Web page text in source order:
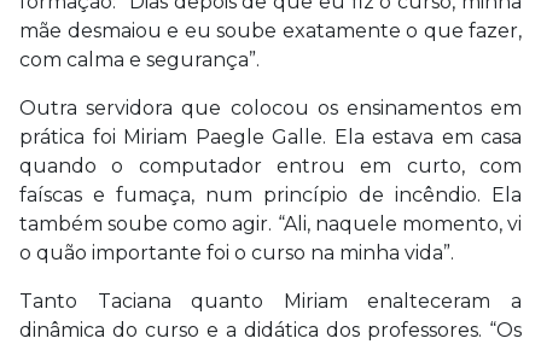
mãe desmaiou e eu soube exatamente o que fazer,
com calma e segurança”.
Outra servidora que colocou os ensinamentos em
prática foi Miriam Paegle Galle. Ela estava em casa
quando o computador entrou em curto, com
faíscas e fumaça, num princípio de incêndio. Ela
também soube como agir. “Ali, naquele momento, vi
o quão importante foi o curso na minha vida”.
Tanto Taciana quanto Miriam enalteceram a
dinâmica do curso e a didática dos professores. “Os